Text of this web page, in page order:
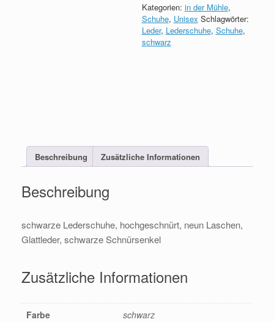
Kategorien: in der Mühle,
Schuhe, Unisex Schlagwörter:
Leder, Lederschuhe, Schuhe,
schwarz
Beschreibung Zusätzliche Informationen
Beschreibung
schwarze Lederschuhe, hochgeschnürt, neun Laschen,
Glattleder, schwarze Schnürsenkel
Zusätzliche Informationen
Farbe
schwarz